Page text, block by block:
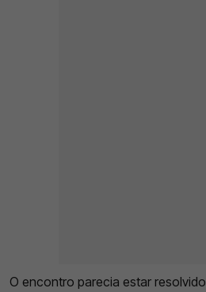
O encontro parecia estar